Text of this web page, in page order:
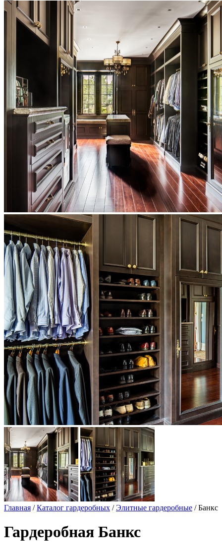
Главная /Каталог гардеробных /Элитные гардеробные / Банкс
Гардеробная Банкс